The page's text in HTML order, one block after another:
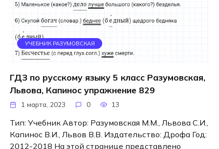
УЧЕБНИК РАЗУМОВСКАЯ
ГДЗ по русскому языку 5 класс Разумовская,
Львова, Капинос упражнение 829
1 марта, 2023 0 13
Тип: Учебник Автор: Разумовская М.М., Львова С.И.,
Капинос В.И., Львов В.В. Издательство: Дрофа Год:
2012-2018 На этой странице представлено